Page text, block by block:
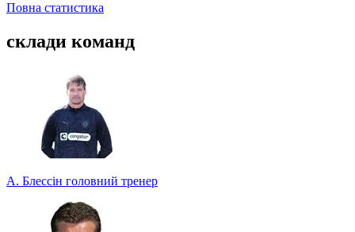
Повна статистика
склади команд
А. Блессін головний тренер